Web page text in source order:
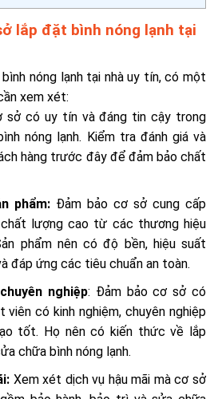
lắp đặt bình nóng lạnh tại
nóng lạnh tại nhà uy tín, có một
xem xét:
sở có uy tín và đáng tin cậy trong
nóng lạnh. Kiểm tra đánh giá và
hàng trước đây để đảm bảo chất
phẩm:Đảm bảo cơ sở cung cấp
chất lượng cao từ các thương hiệu
phẩm nên có độ bền, hiệu suất
đáp ứng các tiêu chuẩn an toàn.
nghiệp: Đảm bảo cơ sở có
viên có kinh nghiệm, chuyên nghiệp
tốt. Họ nên có kiến thức về lắp
chữa bình nóng lạnh.
Xem xét dịch vụ hậu mãi mà cơ sở